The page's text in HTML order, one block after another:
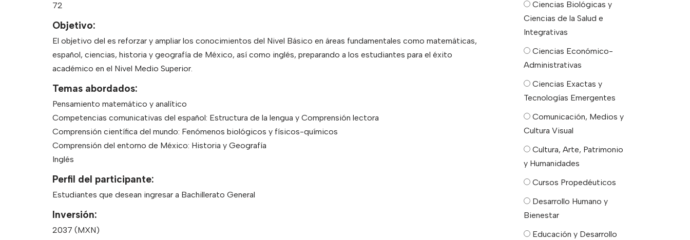
72
Objetivo:
El objetivo del es reforzar y ampliar los conocimientos del Nivel Básico en áreas fundamentales como matemáticas,
español, ciencias, historia y geografía de México, así como inglés, preparando a los estudiantes para el éxito
académico en el Nivel Medio Superior.
Temas abordados:
Pensamiento matemático y analítico
Competencias comunicativas del español: Estructura de la lengua y Comprensión lectora
Comprensión científica del mundo: Fenómenos biológicos y físicos-químicos
Comprensión del entorno de México: Historia y Geografía
Inglés
Perfil del participante:
Estudiantes que desean ingresar a Bachillerato General
Inversión:
2037 (MXN)
Ciencias Biológicas y
Ciencias de la Salud e
Integrativas
Ciencias Económico-
Administrativas
Ciencias Exactas y
Tecnologías Emergentes
Comunicación, Medios y
Cultura Visual
Cultura, Arte, Patrimonio
y Humanidades
Cursos Propedéuticos
Desarrollo Humano y
Bienestar
Educación y Desarrollo